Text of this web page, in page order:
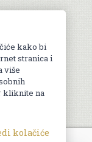
kako bi
stranica i
više
kliknite na
kolačiće